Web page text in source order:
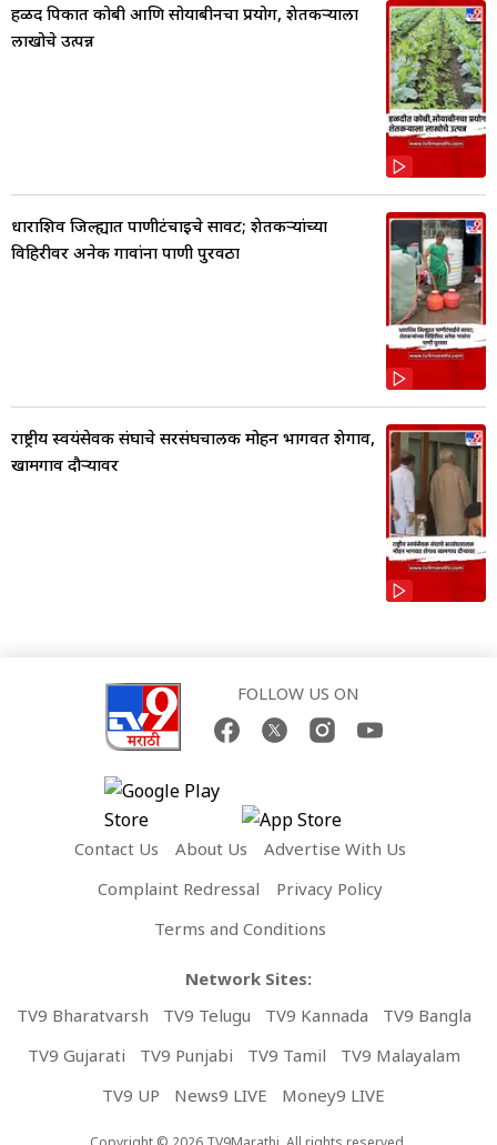
हळद पिकात कोबी आणि सोयाबीनचा प्रयोग, शेतकर्‍याला
लाखोचे उत्पन्न
धाराशिव जिल्ह्यात पाणीटंचाईचे सावट; शेतकऱ्यांच्या
विहिरीवर अनेक गावांना पाणी पुरवठा
राष्ट्रीय स्वयंसेवक संघाचे सरसंघचालक मोहन भागवत शेगाव,
खामगाव दौऱ्यावर
FOLLOW US ON
Contact Us About Us
Advertise With Us
Complaint Redressal
Privacy Policy
Terms and Conditions
Network Sites:
TV9 Bharatvarsh
TV9 Telugu TV9 Kannada
TV9 Bangla
TV9 Gujarati
TV9 Punjabi TV9 Tamil
TV9 Malayalam
TV9 UP
News9 LIVE Money9 LIVE